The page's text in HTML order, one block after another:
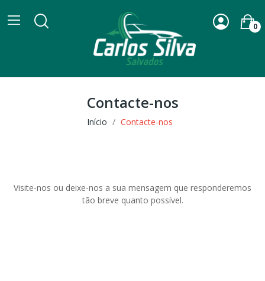
0
Contacte-nos
Início Contacte-nos
Visite-nos ou deixe-nos a sua mensagem que responderemos
tão breve quanto possível.